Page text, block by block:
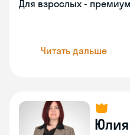
Для взрослых - премиум
Читать дальше
Юлия